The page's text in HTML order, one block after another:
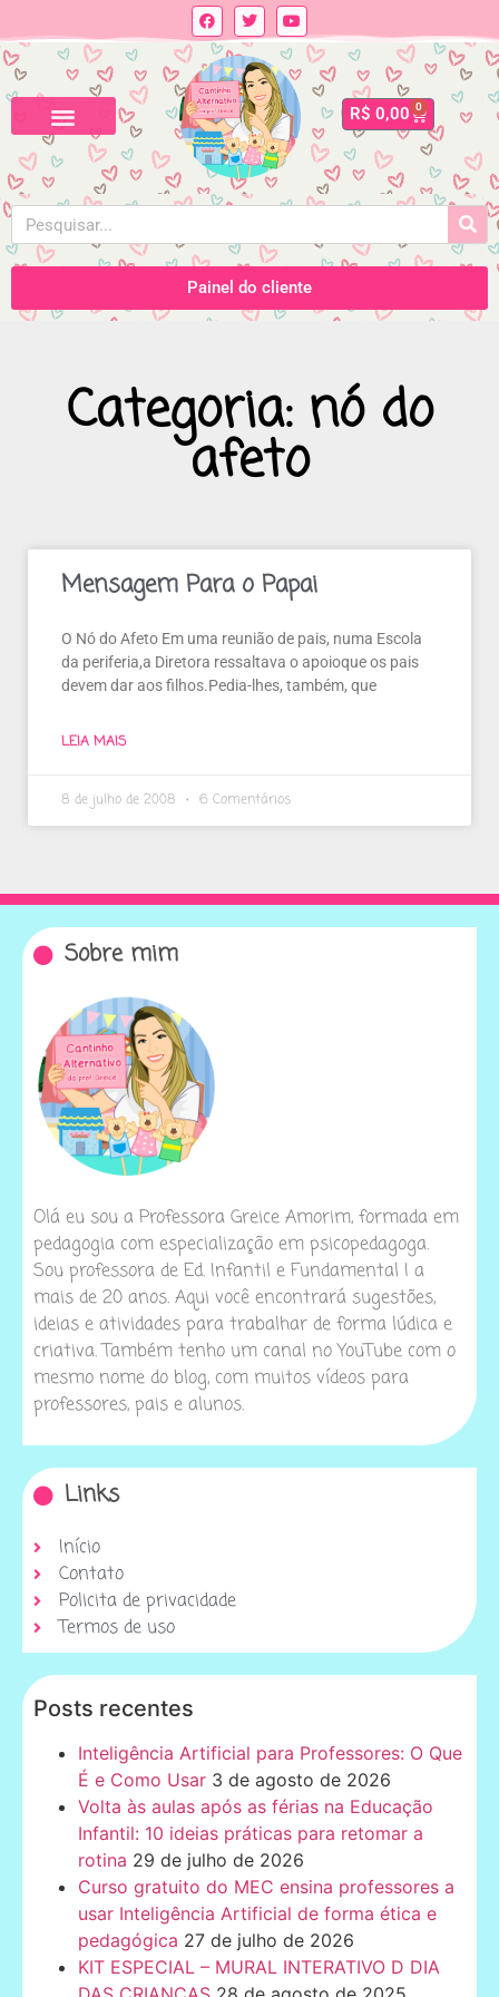
R$ 0,00 0
Painel do cliente
Categoria: nó do
afeto
Mensagem Para o Papai
O Nó do Afeto Em uma reunião de pais, numa Escola
da periferia,a Diretora ressaltava o apoioque os pais
devem dar aos filhos.Pedia-lhes, também, que
LEIA MAIS
8 de julho de 2008 6 Comentários
Sobre mim
Olá eu sou a Professora Greice Amorim, formada em
pedagogia com especialização em psicopedagoga.
Sou professora de Ed. Infantil e Fundamental I a
mais de 20 anos. Aqui você encontrará sugestões,
ideias e atividades para trabalhar de forma lúdica e
criativa. Também tenho um canal no YouTube com o
mesmo nome do blog, com muitos vídeos para
professores, pais e alunos.
Links
Início
Contato
Policita de privacidade
Termos de uso
Posts recentes
Inteligência Artificial para Professores: O Que
É e Como Usar 3 de agosto de 2026
Volta às aulas após as férias na Educação
Infantil: 10 ideias práticas para retomar a
rotina 29 de julho de 2026
Curso gratuito do MEC ensina professores a
usar Inteligência Artificial de forma ética e
pedagógica 27 de julho de 2026
KIT ESPECIAL – MURAL INTERATIVO D DIA